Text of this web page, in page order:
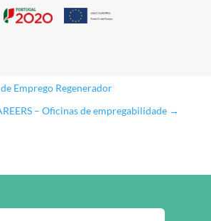
Emprego Regenerador
– Oficinas de empregabilidade →